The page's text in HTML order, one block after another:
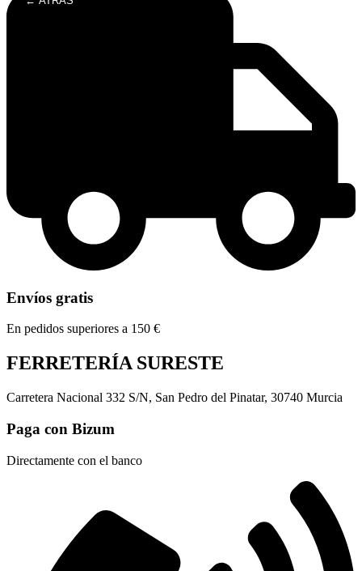
Envíos gratis
En pedidos superiores a 150 €
FERRETERÍA SURESTE
Carretera Nacional 332 S/N, San Pedro del Pinatar, 30740 Murcia
Paga con Bizum
Directamente con el banco